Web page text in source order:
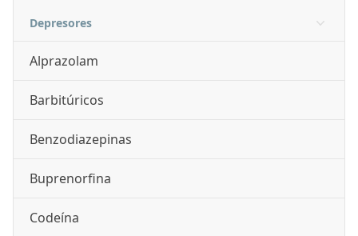
Depresores
Alprazolam
Barbitúricos
Benzodiazepinas
Buprenorfina
Codeína